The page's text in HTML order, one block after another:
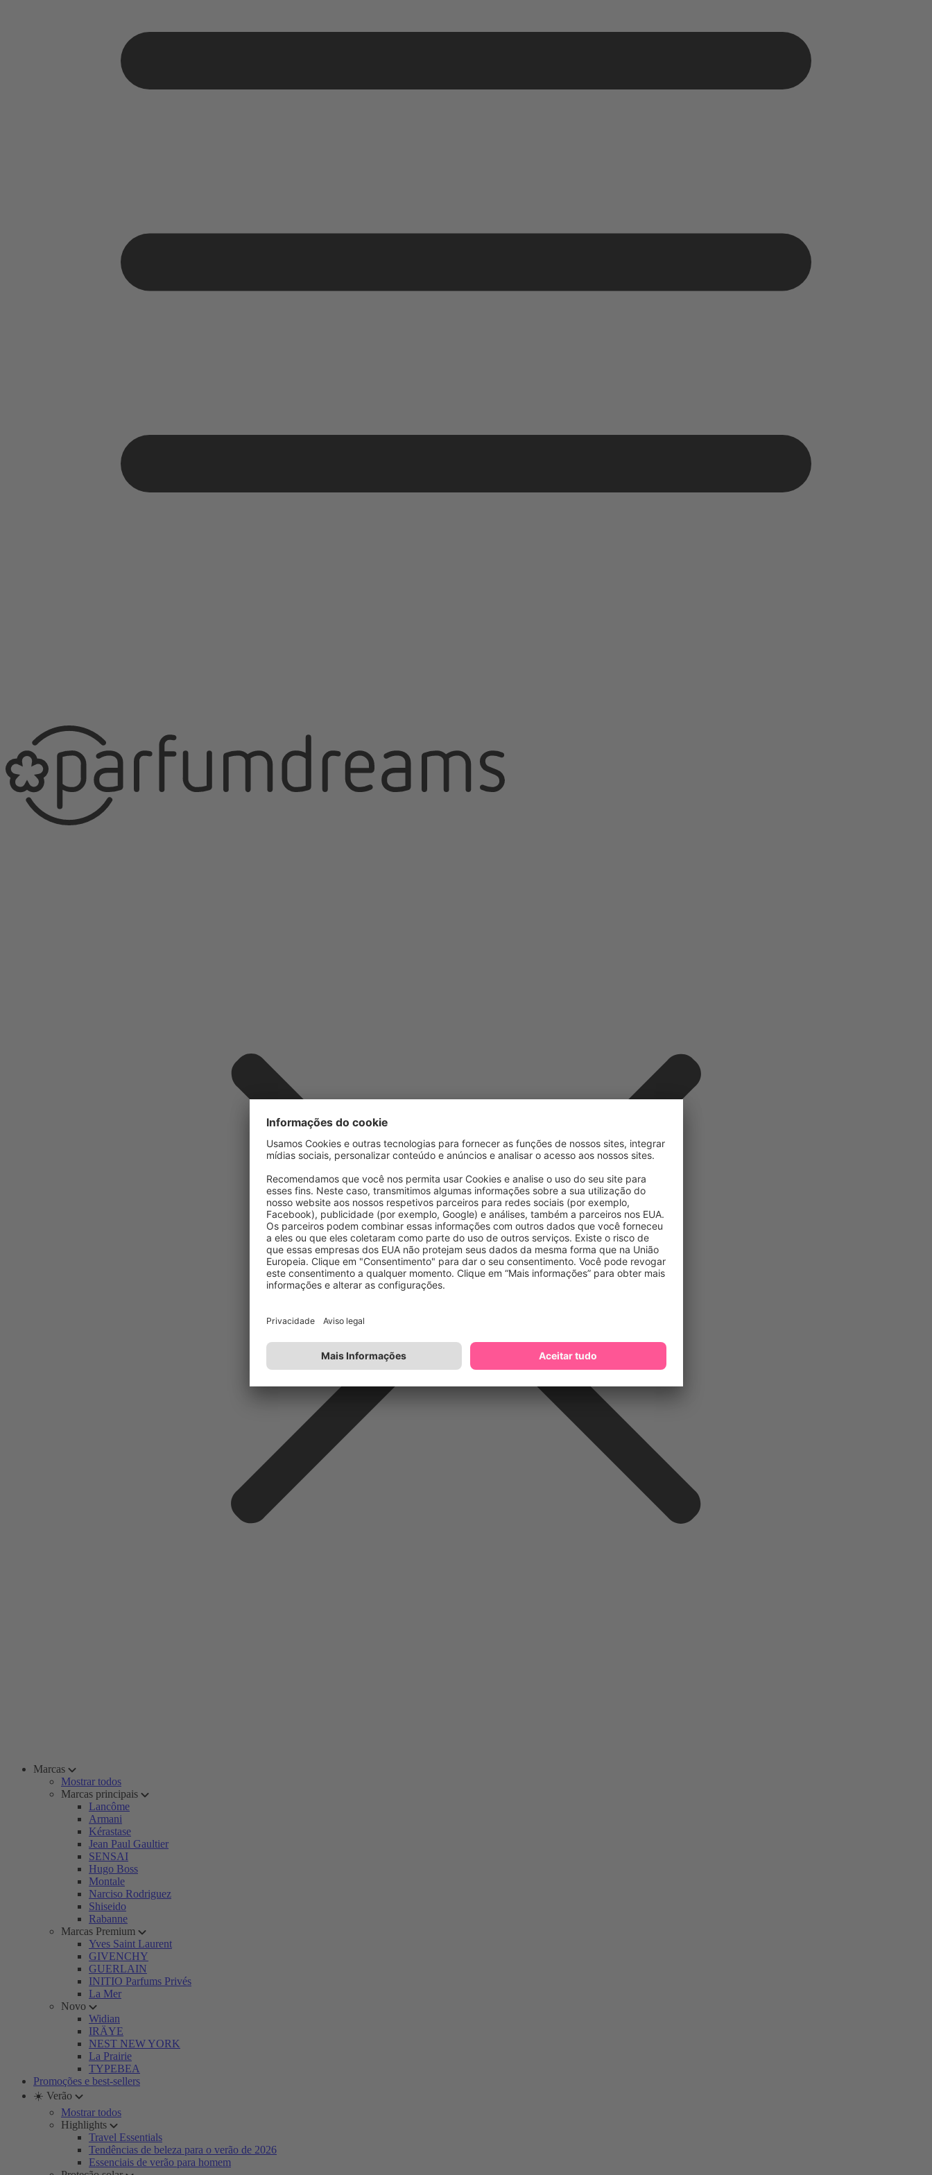
Marcas
Mostrar todos
Marcas principais
Lancôme
Armani
Kérastase
Jean Paul Gaultier
SENSAI
Hugo Boss
Montale
Narciso Rodriguez
Shiseido
Rabanne
Marcas Premium
Yves Saint Laurent
GIVENCHY
GUERLAIN
INITIO Parfums Privés
La Mer
Novo
Widian
IRÄYE
NEST NEW YORK
La Prairie
TYPEBEA
Promoções e best-sellers
☀️ Verão
Mostrar todos
Highlights
Travel Essentials
Tendências de beleza para o verão de 2026
Essenciais de verão para homem